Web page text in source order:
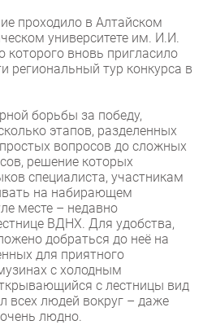
проходило в Алтайском
университете им. И.И.
которого вновь пригласило
региональный тур конкурса в
борьбы за победу,
этапов, разделенных
вопросов до сложных
решение которых
специалиста, участникам
на набирающем
месте – недавно
ВДНХ. Для удобства,
добраться до неё на
для приятного
с холодным
с лестницы вид
всех людей вокруг – даже
людно.